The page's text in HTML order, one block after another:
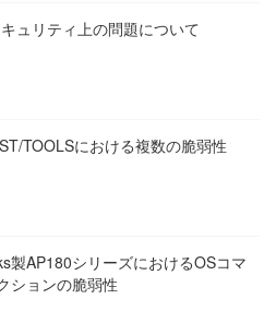
ュリティ上の問題について
TOOLSにおける複数の脆弱性
製AP180シリーズにおけるOSコマ
ションの脆弱性